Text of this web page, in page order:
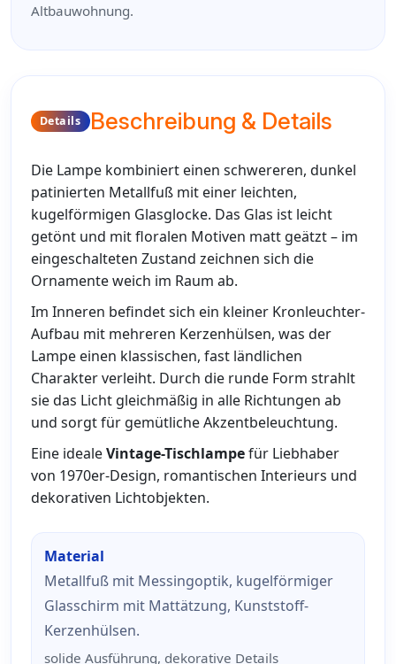
Altbauwohnung.
Details Beschreibung & Details
Die Lampe kombiniert einen schwereren, dunkel
patinierten Metallfuß mit einer leichten,
kugelförmigen Glasglocke. Das Glas ist leicht
getönt und mit floralen Motiven matt geätzt – im
eingeschalteten Zustand zeichnen sich die
Ornamente weich im Raum ab.
Im Inneren befindet sich ein kleiner Kronleuchter-
Aufbau mit mehreren Kerzenhülsen, was der
Lampe einen klassischen, fast ländlichen
Charakter verleiht. Durch die runde Form strahlt
sie das Licht gleichmäßig in alle Richtungen ab
und sorgt für gemütliche Akzentbeleuchtung.
Eine idealeVintage-Tischlampefür Liebhaber
von 1970er-Design, romantischen Interieurs und
dekorativen Lichtobjekten.
Material
Metallfuß mit Messingoptik, kugelförmiger
Glasschirm mit Mattätzung, Kunststoff-
Kerzenhülsen.
solide Ausführung, dekorative Details